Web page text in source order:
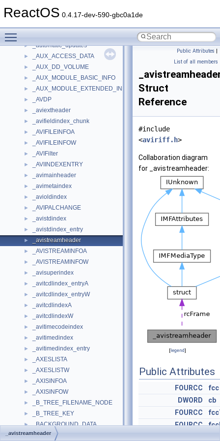
ReactOS 0.4.17-dev-590-gbc0a1de
► _AUTODIAL_ADDR
► _automatic_updates
► _AUX_ACCESS_DATA
► _AUX_DD_VOLUME
► _AUX_MODULE_BASIC_INFO
► _AUX_MODULE_EXTENDED_INFO
► _AVDP
► _aviextheader
► _avifieldindex_chunk
► _AVIFILEINFOA
► _AVIFILEINFOW
► _AVIFilter
► _AVIINDEXENTRY
► _avimainheader
► _avimetaindex
► _avioldindex
► _AVIPALCHANGE
► _avistdindex
► _avistdindex_entry
► _avistreamheader
► _AVISTREAMINFOA
► _AVISTREAMINFOW
► _avisuperindex
► _avitcdlindex_entryA
► _avitcdlindex_entryW
► _avitcdlindexA
► _avitcdlindexW
► _avitimecodeindex
► _avitimedindex
► _avitimedindex_entry
► _AXESLISTA
► _AXESLISTW
► _AXISINFOA
► _AXISINFOW
► _B_TREE_FILENAME_NODE
► _B_TREE_KEY
► _BACKGROUND_DATA
► _BALLOON_HARD_ERROR_DATA
Public Attributes |
List of all members
Struct
Reference
#include
<aviriff.h>
Collaboration diagram
for _avistreamheader:
[legend]
Public Attributes
FOURCC
fcc
DWORD
cb
FOURCC
FOURCC
_avistreamheader